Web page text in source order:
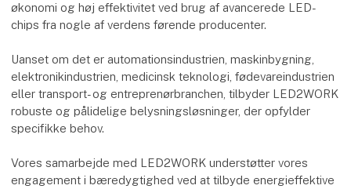
økonomi og høj effektivitet ved brug af avancerede LED-
chips fra nogle af verdens førende producenter.
Uanset om det er automationsindustrien, maskinbygning,
elektronikindustrien, medicinsk teknologi, fødevareindustrien
eller transport- og entreprenørbranchen, tilbyder LED2WORK
robuste og pålidelige belysningsløsninger, der opfylder
specifikke behov.
Vores samarbejde med LED2WORK understøtter vores
engagement i bæredygtighed ved at tilbyde energieffektive